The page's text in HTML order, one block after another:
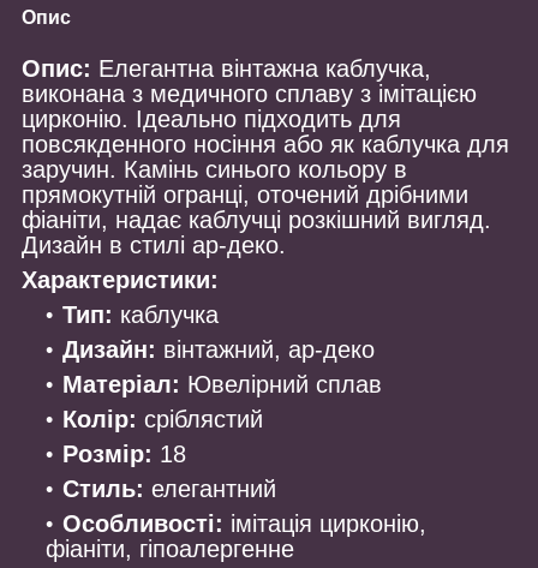
Опис
Опис: Елегантна вінтажна каблучка,
виконана з медичного сплаву з імітацією
цирконію. Ідеально підходить для
повсякденного носіння або як каблучка для
заручин. Камінь синього кольору в
прямокутній огранці, оточений дрібними
фіаніти, надає каблучці розкішний вигляд.
Дизайн в стилі ар-деко.
Характеристики:
Тип: каблучка
Дизайн: вінтажний, ар-деко
Матеріал: Ювелірний сплав
Колір: сріблястий
Розмір: 18
Стиль: елегантний
Особливості: імітація цирконію,
фіаніти, гіпоалергенне